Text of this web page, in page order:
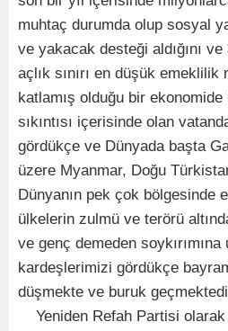
muhtaç durumda olup sosyal
ve yakacak desteği aldığını
açlık sınırı en düşük emeklilik
katlamış olduğu bir
sıkıntısı içerisinde olan
gördükçe ve Dünyada başta
üzere Myanmar, Doğu
Dünyanın pek çok bölgesinde
ülkelerin zulmü ve terörü
ve genç demeden
kardeşlerimizi gördükçe
düşmekte ve buruk
Yeniden Refah Partisi olarak